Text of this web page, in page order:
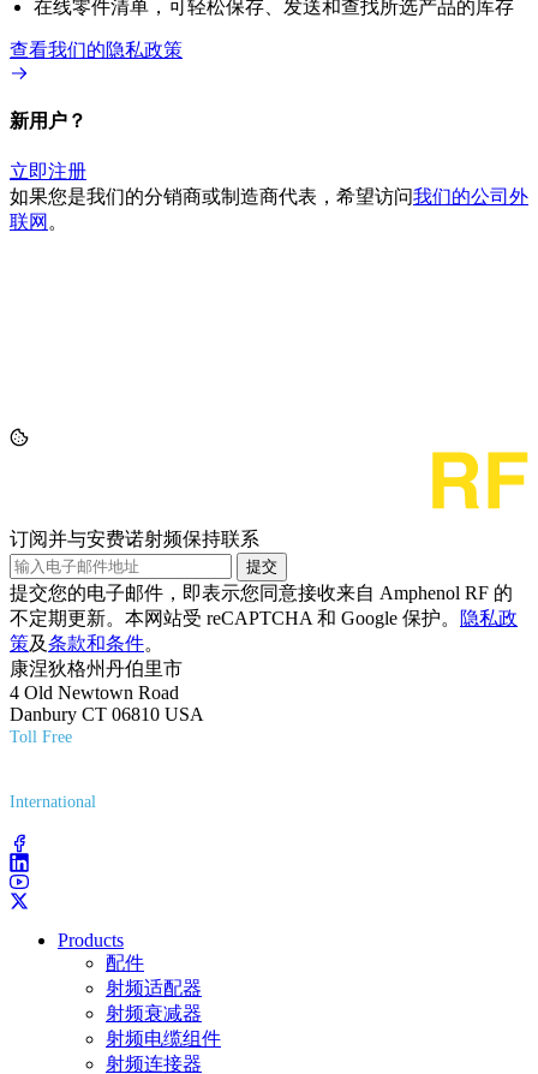
在线零件清单，可轻松保存、发送和查找所选产品的库存
查看我们的隐私政策
新用户？
立即注册
如果您是我们的分销商或制造商代表，希望访问我们的公司外
联网 。
订阅并与安费诺射频保持联系
提交
提交您的电子邮件，即表示您同意接收来自 Amphenol RF 的
不定期更新。本网站受 reCAPTCHA 和 Google 保护。
隐私政
策及条款和条件。
康涅狄格州丹伯里市
4 Old Newtown Road
Danbury CT 06810 USA
Toll Free
International
Products
配件
射频适配器
射频衰减器
射频电缆组件
射频连接器